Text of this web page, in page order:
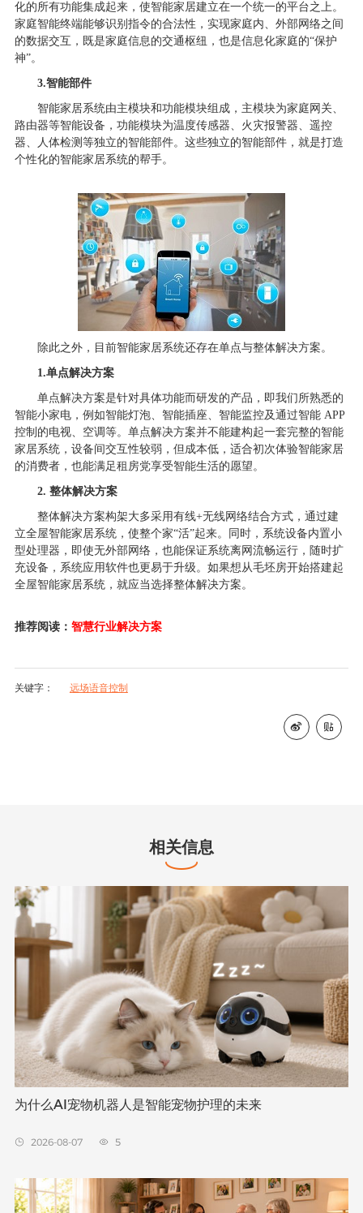
化的所有功能集成起来，使智能家居建立在一个统一的平台之上。
家庭智能终端能够识别指令的合法性，实现家庭内、外部网络之间
的数据交互，既是家庭信息的交通枢纽，也是信息化家庭的“保护
神”。
3.智能部件
智能家居系统由主模块和功能模块组成，主模块为家庭网关、
路由器等智能设备，功能模块为温度传感器、火灾报警器、遥控
器、人体检测等独立的智能部件。这些独立的智能部件，就是打造
个性化的智能家居系统的帮手。
除此之外，目前智能家居系统还存在单点与整体解决方案。
1.单点解决方案
单点解决方案是针对具体功能而研发的产品，即我们所熟悉的
智能小家电，例如智能灯泡、智能插座、智能监控及通过智能 APP
控制的电视、空调等。单点解决方案并不能建构起一套完整的智能
家居系统，设备间交互性较弱，但成本低，适合初次体验智能家居
的消费者，也能满足租房党享受智能生活的愿望。
2. 整体解决方案
整体解决方案构架大多采用有线+无线网络结合方式，通过建
立全屋智能家居系统，使整个家“活”起来。同时，系统设备内置小
型处理器，即使无外部网络，也能保证系统离网流畅运行，随时扩
充设备，系统应用软件也更易于升级。如果想从毛坯房开始搭建起
全屋智能家居系统，就应当选择整体解决方案。
推荐阅读： 智慧行业解决方案
关键字： 远场语音控制
 
相关信息
为什么AI宠物机器人是智能宠物护理的未来
 2026-08-07  5